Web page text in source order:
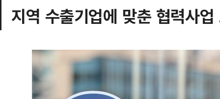
지역 수출기업에 맞춘 협력사업